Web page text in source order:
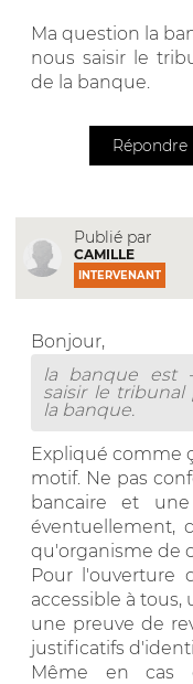
Ma question la
nous saisir le
de la banque.
Répondre
Publié par
CAMILLE
INTERVENANT
Bonjour,
la banque est
saisir le
la banque.
Expliqué comme
motif. Ne pas
bancaire et
éventuellement,
qu'organisme de
Pour l'ouverture
accessible à
une preuve de
justificatifs
Même en cas